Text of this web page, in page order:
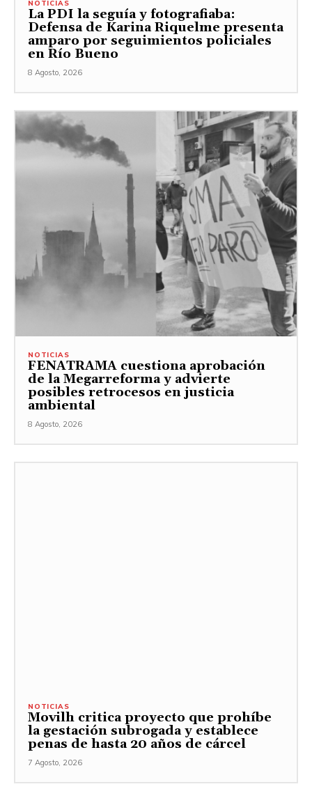
NOTICIAS
La PDI la seguía y fotografiaba:
Defensa de Karina Riquelme presenta
amparo por seguimientos policiales
en Río Bueno
8 Agosto, 2026
NOTICIAS
FENATRAMA cuestiona aprobación
de la Megarreforma y advierte
posibles retrocesos en justicia
ambiental
8 Agosto, 2026
NOTICIAS
Movilh critica proyecto que prohíbe
la gestación subrogada y establece
penas de hasta 20 años de cárcel
7 Agosto, 2026